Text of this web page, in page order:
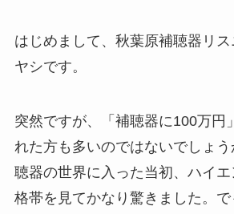
はじめまして、秋葉原補聴器リ
ヤシです。
突然ですが、「補聴器に100万円
れた方も多いのではないでしょ
聴器の世界に入った当初、ハイ
格帯を見てかなり驚きました。